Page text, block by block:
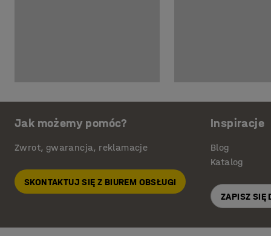
Jak możemy pomóc?
Zwrot, gwarancja, reklamacje
SKONTAKTUJ SIĘ Z BIUREM OBSŁUGI
Inspiracje
Blog
Katalog
ZAPISZ SIĘ